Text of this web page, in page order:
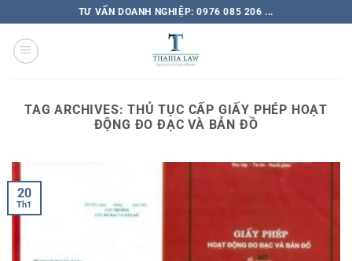
TƯ VẤN DOANH NGHIỆP: 0976 085 206 ...
TAG ARCHIVES:THỦ TỤC CẤP GIẤY PHÉP HOẠT
ĐỘNG ĐO ĐẠC VÀ BẢN ĐỒ
20
Th1